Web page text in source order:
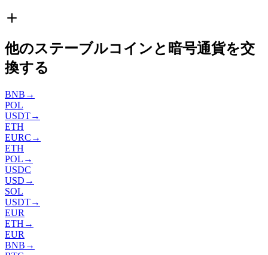
他のステーブルコインと暗号通貨を交
換する
BNB →
POL
USDT→
ETH
EURC →
ETH
POL →
USDC
USD →
SOL
USDT→
EUR
ETH →
EUR
BNB →